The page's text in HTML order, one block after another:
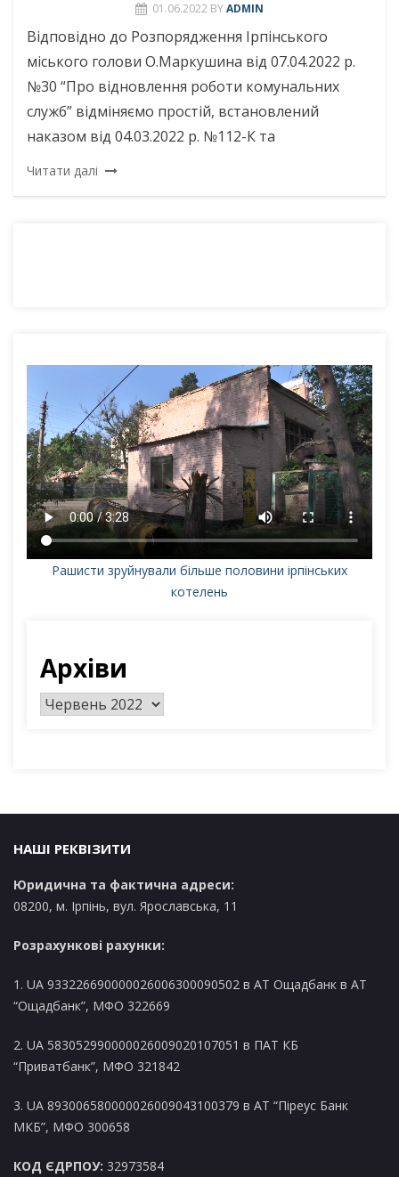
01.06.2022 BYADMIN
Відповідно до Розпорядження Ірпінського
міського голови О.Маркушина від 07.04.2022 р.
№30 “Про відновлення роботи комунальних
служб” відміняємо простій, встановлений
наказом від 04.03.2022 р. №112-К та
Читати далі
Рашисти зруйнували більше половини ірпінських
котелень
Архіви
А
НАШІ РЕКВІЗИТИ
Юридична та фактична адреси:
08200, м. Ірпінь, вул. Ярославська, 11
Розрахункові рахунки:
1. UA 933226690000026006300090502 в AT Ощадбанк в АТ
“Ощадбанк”, МФО 322669
2. UA 583052990000026009020107051 в ПАТ КБ
“Приватбанк”, МФО 321842
3. UA 893006580000026009043100379 в АТ “Піреус Банк
МКБ”, МФО 300658
КОД ЄДРПОУ: 32973584